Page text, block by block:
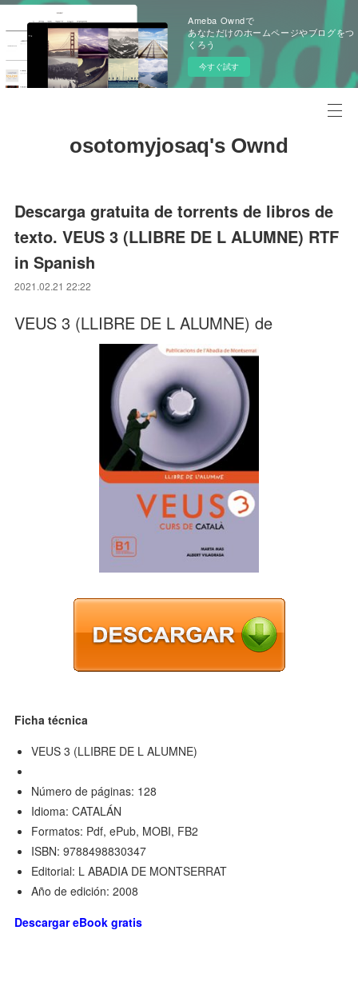
Ameba Owndで
あなただけのホームページやブログをつ
くろう
今すぐ試す
osotomyjosaq's Ownd
Descarga gratuita de torrents de libros de
texto. VEUS 3 (LLIBRE DE L ALUMNE) RTF
in Spanish
2021.02.21 22:22
VEUS 3 (LLIBRE DE L ALUMNE) de
Ficha técnica
VEUS 3 (LLIBRE DE L ALUMNE)
Número de páginas: 128
Idioma: CATALÁN
Formatos: Pdf, ePub, MOBI, FB2
ISBN: 9788498830347
Editorial: L ABADIA DE MONTSERRAT
Año de edición: 2008
Descargar eBook gratis